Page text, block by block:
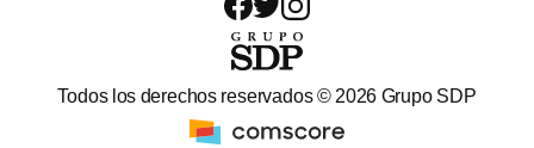
Todos los derechos reservados © 2026 Grupo SDP